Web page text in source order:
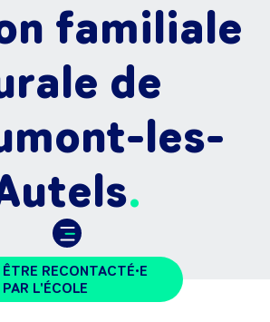
familiale
de
les-
ÊTRE RECONTACTÉ•E
PAR L'ÉCOLE